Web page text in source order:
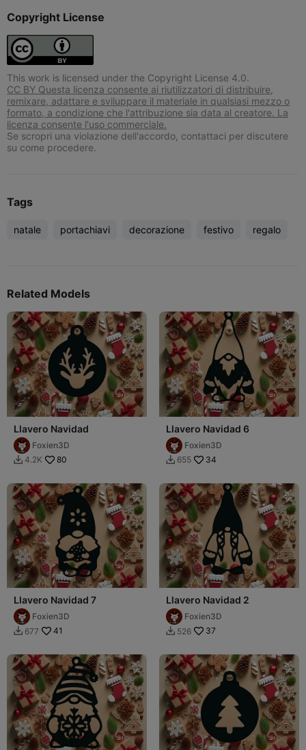
Copyright License
This work is licensed under the Copyright License 4.0.
CC BY Questa licenza consente ai riutilizzatori di distribuire,
remixare, adattare e sviluppare il materiale in qualsiasi mezzo o
formato, a condizione che l'attribuzione sia data al creatore. La
licenza consente l'uso commerciale.
Se scropri una violazione dell'accordo, contattaci per discutere
su come procedere.
Tags
natale portachiavi decorazione festivo regalo
Related Models
Llavero Navidad
Foxien3D
 4.2K 80
Llavero Navidad 6
Foxien3D
 655 34
Llavero Navidad 7
Foxien3D
 677 41
Llavero Navidad 2
Foxien3D
 526 37